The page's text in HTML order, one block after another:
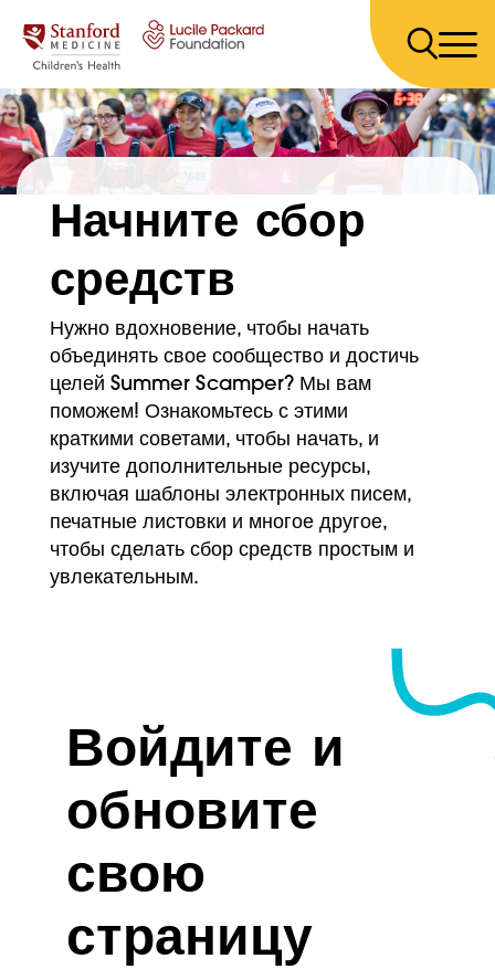
Перейти к содержанию
Начните сбор
средств
Нужно вдохновение, чтобы начать
объединять свое сообщество и достичь
целей Summer Scamper? Мы вам
поможем! Ознакомьтесь с этими
краткими советами, чтобы начать, и
изучите дополнительные ресурсы,
включая шаблоны электронных писем,
печатные листовки и многое другое,
чтобы сделать сбор средств простым и
увлекательным.
Войдите и
обновите
свою
страницу